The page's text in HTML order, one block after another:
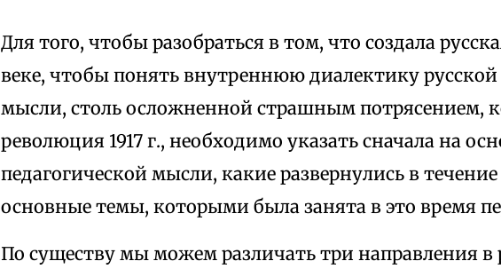
Для того, чтобы разобраться в том, что создала
веке, чтобы понять внутреннюю диалектику русской
мысли, столь осложненной страшным потрясением,
революция 1917 г., необходимо указать сначала на
педагогической мысли, какие развернулись в течение
основные темы, которыми была занята в это время
По существу мы можем различать три направления в